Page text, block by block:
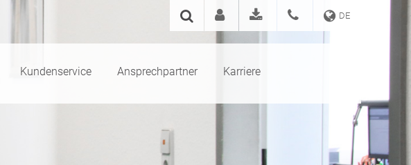
DE
Kundenservice Ansprechpartner Karriere